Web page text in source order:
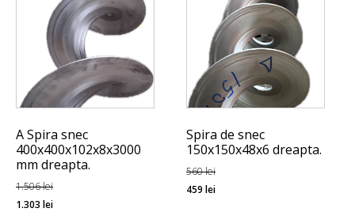
A Spira snec
400x400x102x8x3000
mm dreapta.
1.506lei
Prețul
1.303 leiPrețul
Spira de snec
150x150x48x6 dreapta.
560lei
Prețul
459leiPrețul